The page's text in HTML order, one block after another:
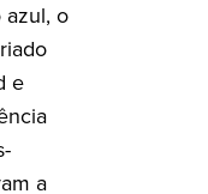
o
e
a